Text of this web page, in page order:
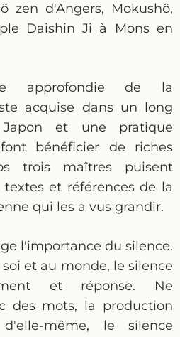
zen d'Angers, Mokushô,
Daishin Ji à Mons en
approfondie de la
acquise dans un long
Japon et une pratique
bénéficier de riches
trois maîtres puisent
et références de la
qui les a vus grandir.
l'importance du silence.
et au monde, le silence
et réponse. Ne
des mots, la production
même, le silence